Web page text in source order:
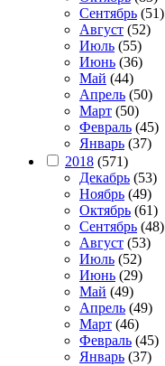
Сентябрь (51)
Август (52)
Июль (55)
Июнь (36)
Май (44)
Апрель (50)
Март (50)
Февраль (45)
Январь (37)
2018 (571)
Декабрь (53)
Ноябрь (49)
Октябрь (61)
Сентябрь (48)
Август (53)
Июль (52)
Июнь (29)
Май (49)
Апрель (49)
Март (46)
Февраль (45)
Январь (37)